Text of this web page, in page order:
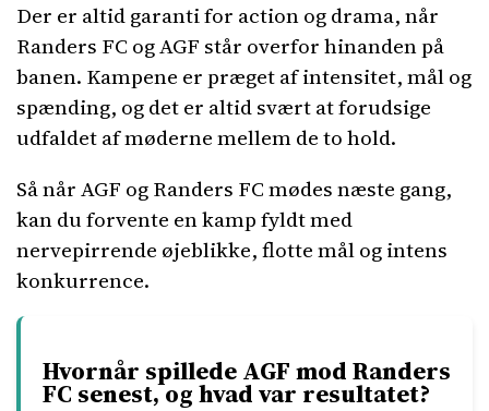
Der er altid garanti for action og drama, når
Randers FC og AGF står overfor hinanden på
banen. Kampene er præget af intensitet, mål og
spænding, og det er altid svært at forudsige
udfaldet af møderne mellem de to hold.
Så når AGF og Randers FC mødes næste gang,
kan du forvente en kamp fyldt med
nervepirrende øjeblikke, flotte mål og intens
konkurrence.
Hvornår spillede AGF mod Randers
FC senest, og hvad var resultatet?